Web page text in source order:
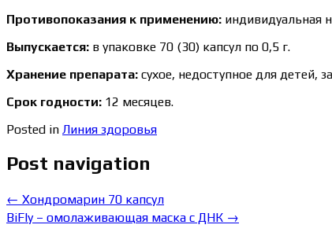
Противопоказания к применению: индивидуальная
Выпускается: в упаковке 70 (30) капсул по 0,5 г.
Хранение препарата: сухое, недоступное для детей,
Срок годности: 12 месяцев.
Posted in Линия здоровья
Post navigation
← Хондромарин 70 капсул
BiFly – омолаживающая маска с ДНК →